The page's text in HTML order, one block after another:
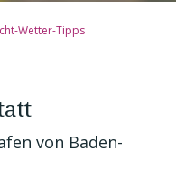
Wetter-Tipps
von Baden-